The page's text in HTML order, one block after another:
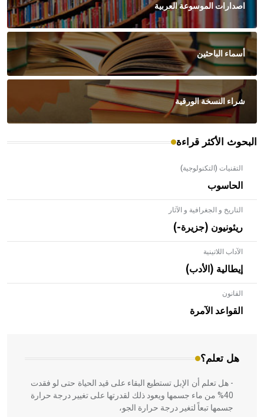
اصدارات الموسوعة العربية
أسماء الباحثين
شراء النسخة الورقية
البحوث الأكثر قراءة
التقنيات (التكنولوجية)
الحاسوب
التاريخ و الجغرافية و الآثار
ريئونيون (جزيرة-)
الآداب اللاتينية
إيطالية (الأدب)
القانون
القواعد الآمرة
هل تعلم؟
- هل تعلم أن الأبلق نوع من الفنون الهندسية التي ارتبطت
بالعمارة الإسلامية في بلاد الشام ومصر خاصة، حيث يحرص
المعمار على بناء مداميكه وخاصة في الواجهات
- هل تعلم أن الإبل تستطيع البقاء على قيد الحياة حتى لو فقدت
40% من ماء جسمها ويعود ذلك لقدرتها على تغيير درجة حرارة
جسمها تبعاً لتغير درجة حرارة الجو،